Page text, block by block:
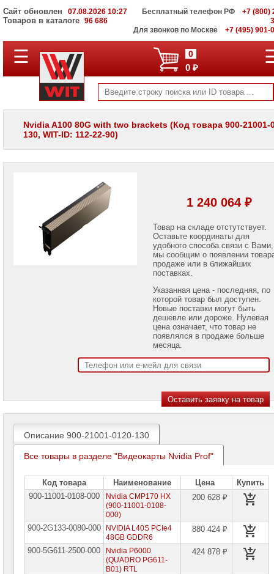
Сайт обновлен 07.08.2026 10:27
Товаров в каталоге 96 686
Бесплатный телефон РФ
+7 (800)
Для звонков по Москве
+7 (495) 901-
ПОЛНЫЙ
КАТАЛОГ
Корпоративные
серверы
WIT
Системы
хранения
панели
Проекторы
Name
Принтеры
плоттеры
МФУ
Серверы
Name
Пассивное
сетевое
☰ 0
0 ₽
Nvidia A100 80G with two brackets (Код товара 900-21001-
130, WIT-ID: 112-22-90)
1 240 064 ₽
Товар на складе отстутствует.
Оставьте координаты для
удобного способа связи с Вами,
мы сообщим о появлении
продаже или в ближайших
поставках.
Указанная цена - последняя, по
которой товар был доступен.
Новые поставки могут быть
дешевле или дороже. Нулевая
цена означает, что товар не
появлялся в продаже больше
месяца.
Описание 900-21001-0120-130
Все товары в разделе "Видеокарты Nvidia Prof"
Код товара Наименование Цена
Купить
900-11001-0108-000
Nvidia CMP170 HX
(900-11001-0108-
000)
200 628 ₽
900-2G133-0080-000
NVIDIA L40S PCIe4
48GB GDDR6
880 424 ₽
900-5G611-2500-000
Nvidia P6000
(QUADRO PG611-
B01) RTL
424 878 ₽